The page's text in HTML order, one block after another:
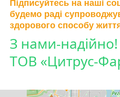
Підписуйтесь на наші
будемо раді
здорового способу
З нами-
ТОВ «Цитрус-